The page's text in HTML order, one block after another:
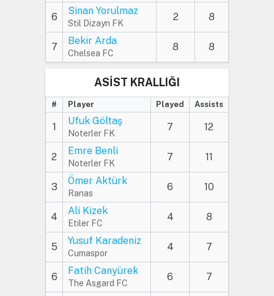
6
Sinan Yorulmaz
Stil Dizayn FK
2 8
7
Bekir Arda
Chelsea FC
8 8
ASİST KRALLIĞI
# Player Played Assists
1
Ufuk Göltaş
Noterler FK
7 12
2
Emre Benli
Noterler FK
7 11
3
Ömer Aktürk
Ranas
6 10
4
Ali Kizek
Etiler FC
4 8
5
Yusuf Karadeniz
Cumaspor
4 7
6
Fatih Canyürek
The Asgard FC
6 7